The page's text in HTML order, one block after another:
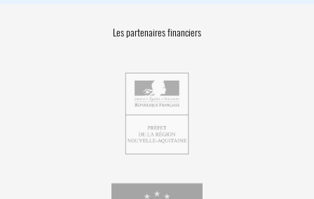
Les partenaires financiers